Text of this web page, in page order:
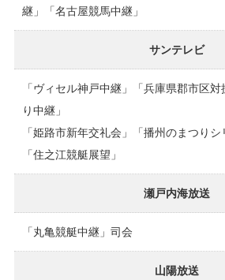
継」「名古屋競馬中継」
サンテレビ
「ヴィセル神戸中継」「兵庫県郡市区
り中継」
「姫路市新年交礼会」「播州のまつり
「住之江競艇展望」
瀬戸内海放送
「丸亀競艇中継」司会
山陽放送